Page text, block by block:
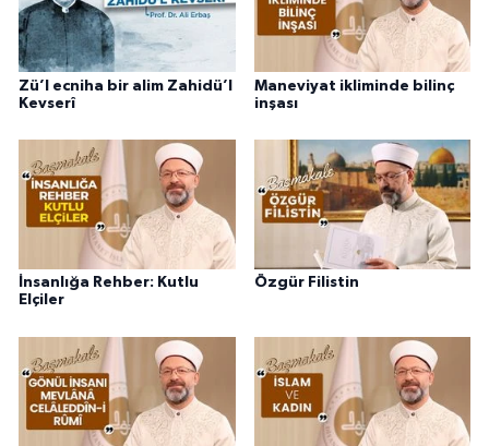
Zü’l ecniha bir alim Zahidü’l
Kevserî
Maneviyat ikliminde bilinç
inşası
İnsanlığa Rehber: Kutlu
Elçiler
Özgür Filistin